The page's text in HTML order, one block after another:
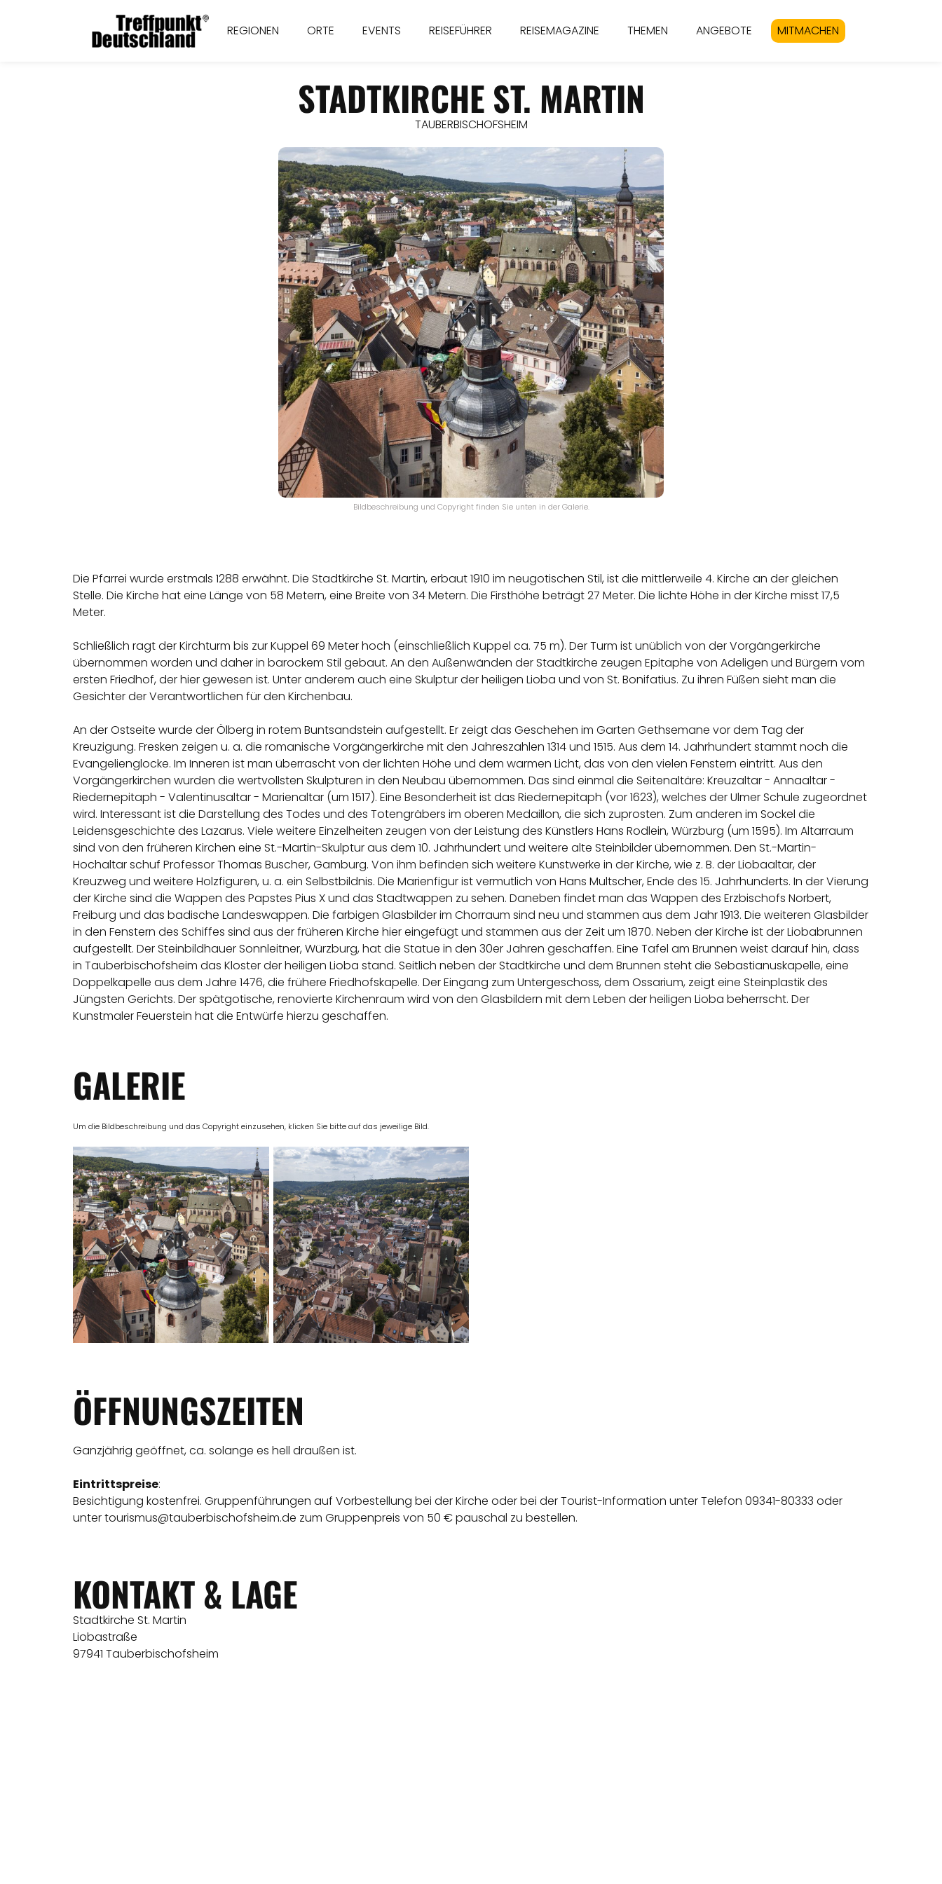
REGIONEN ORTE EVENTS REISEFÜHRER REISEMAGAZINE THEMEN ANGEBOTE MITMACHEN
STADTKIRCHE ST. MARTIN
TAUBERBISCHOFSHEIM
Bildbeschreibung und Copyright finden Sie unten in der Galerie.
Die Pfarrei wurde erstmals 1288 erwähnt. Die Stadtkirche St. Martin, erbaut 1910 im neugotischen Stil, ist die mittlerweile 4. Kirche an der gleichen
Stelle. Die Kirche hat eine Länge von 58 Metern, eine Breite von 34 Metern. Die Firsthöhe beträgt 27 Meter. Die lichte Höhe in der Kirche misst 17,5
Meter.
Schließlich ragt der Kirchturm bis zur Kuppel 69 Meter hoch (einschließlich Kuppel ca. 75 m). Der Turm ist unüblich von der Vorgängerkirche
übernommen worden und daher in barockem Stil gebaut. An den Außenwänden der Stadtkirche zeugen Epitaphe von Adeligen und Bürgern vom
ersten Friedhof, der hier gewesen ist. Unter anderem auch eine Skulptur der heiligen Lioba und von St. Bonifatius. Zu ihren Füßen sieht man die
Gesichter der Verantwortlichen für den Kirchenbau.
An der Ostseite wurde der Ölberg in rotem Buntsandstein aufgestellt. Er zeigt das Geschehen im Garten Gethsemane vor dem Tag der
Kreuzigung. Fresken zeigen u. a. die romanische Vorgängerkirche mit den Jahreszahlen 1314 und 1515. Aus dem 14. Jahrhundert stammt noch die
Evangelienglocke. Im Inneren ist man überrascht von der lichten Höhe und dem warmen Licht, das von den vielen Fenstern eintritt. Aus den
Vorgängerkirchen wurden die wertvollsten Skulpturen in den Neubau übernommen. Das sind einmal die Seitenaltäre: Kreuzaltar - Annaaltar -
Riedernepitaph - Valentinusaltar - Marienaltar (um 1517). Eine Besonderheit ist das Riedernepitaph (vor 1623), welches der Ulmer Schule zugeordnet
wird. Interessant ist die Darstellung des Todes und des Totengräbers im oberen Medaillon, die sich zuprosten. Zum anderen im Sockel die
Leidensgeschichte des Lazarus. Viele weitere Einzelheiten zeugen von der Leistung des Künstlers Hans Rodlein, Würzburg (um 1595). Im Altarraum
sind von den früheren Kirchen eine St.-Martin-Skulptur aus dem 10. Jahrhundert und weitere alte Steinbilder übernommen. Den St.-Martin-
Hochaltar schuf Professor Thomas Buscher, Gamburg. Von ihm befinden sich weitere Kunstwerke in der Kirche, wie z. B. der Liobaaltar, der
Kreuzweg und weitere Holzfiguren, u. a. ein Selbstbildnis. Die Marienfigur ist vermutlich von Hans Multscher, Ende des 15. Jahrhunderts. In der Vierung
der Kirche sind die Wappen des Papstes Pius X und das Stadtwappen zu sehen. Daneben findet man das Wappen des Erzbischofs Norbert,
Freiburg und das badische Landeswappen. Die farbigen Glasbilder im Chorraum sind neu und stammen aus dem Jahr 1913. Die weiteren Glasbilder
in den Fenstern des Schiffes sind aus der früheren Kirche hier eingefügt und stammen aus der Zeit um 1870. Neben der Kirche ist der Liobabrunnen
aufgestellt. Der Steinbildhauer Sonnleitner, Würzburg, hat die Statue in den 30er Jahren geschaffen. Eine Tafel am Brunnen weist darauf hin, dass
in Tauberbischofsheim das Kloster der heiligen Lioba stand. Seitlich neben der Stadtkirche und dem Brunnen steht die Sebastianuskapelle, eine
Doppelkapelle aus dem Jahre 1476, die frühere Friedhofskapelle. Der Eingang zum Untergeschoss, dem Ossarium, zeigt eine Steinplastik des
Jüngsten Gerichts. Der spätgotische, renovierte Kirchenraum wird von den Glasbildern mit dem Leben der heiligen Lioba beherrscht. Der
Kunstmaler Feuerstein hat die Entwürfe hierzu geschaffen.
GALERIE
Um die Bildbeschreibung und das Copyright einzusehen, klicken Sie bitte auf das jeweilige Bild.
ÖFFNUNGSZEITEN
Ganzjährig geöffnet, ca. solange es hell draußen ist.
Eintrittspreise:
Besichtigung kostenfrei. Gruppenführungen auf Vorbestellung bei der Kirche oder bei der Tourist-Information unter Telefon 09341-80333 oder
unter tourismus@tauberbischofsheim.de zum Gruppenpreis von 50 € pauschal zu bestellen.
KONTAKT & LAGE
Stadtkirche St. Martin
Liobastraße
97941 Tauberbischofsheim